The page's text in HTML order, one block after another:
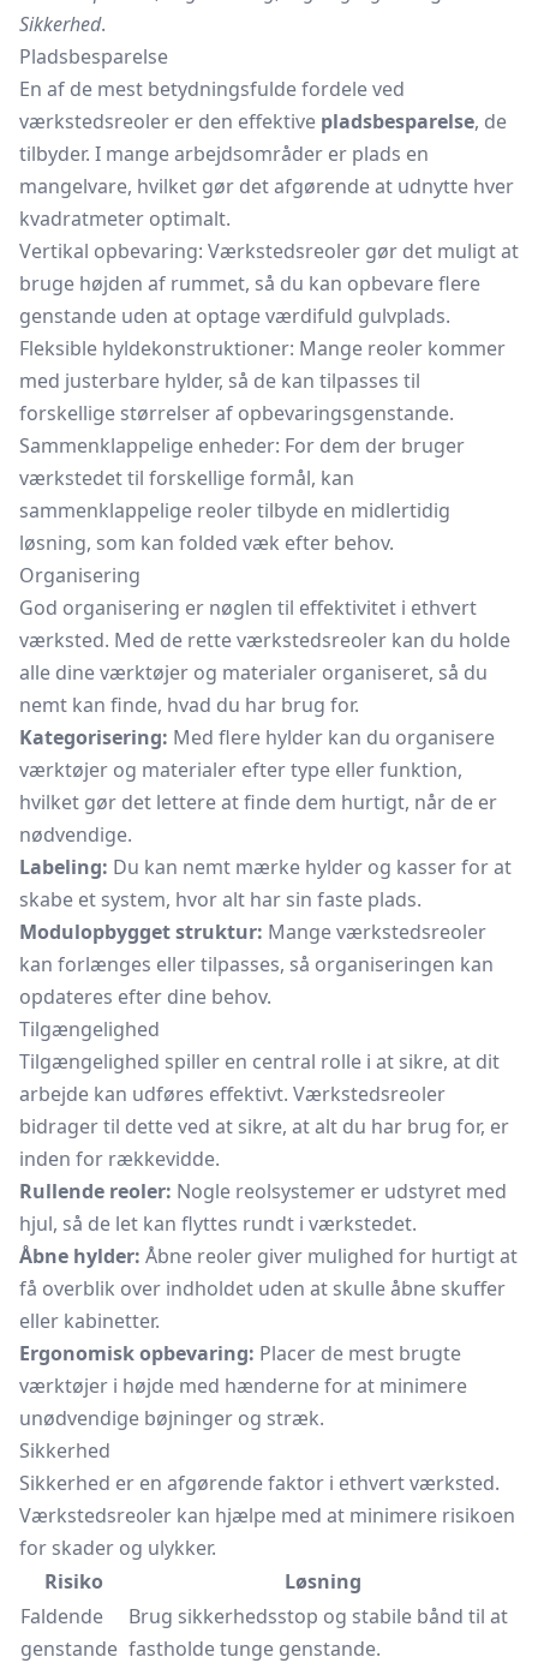
Sikkerhed.
Pladsbesparelse
En af de mest betydningsfulde fordele ved
værkstedsreoler er den effektive pladsbesparelse, de
tilbyder. I mange arbejdsområder er plads en
mangelvare, hvilket gør det afgørende at udnytte hver
kvadratmeter optimalt.
Vertikal opbevaring: Værkstedsreoler gør det muligt at
bruge højden af rummet, så du kan opbevare flere
genstande uden at optage værdifuld gulvplads.
Fleksible hyldekonstruktioner: Mange reoler kommer
med justerbare hylder, så de kan tilpasses til
forskellige størrelser af opbevaringsgenstande.
Sammenklappelige enheder: For dem der bruger
værkstedet til forskellige formål, kan
sammenklappelige reoler tilbyde en midlertidig
løsning, som kan folded væk efter behov.
Organisering
God organisering er nøglen til effektivitet i ethvert
værksted. Med de rette værkstedsreoler kan du holde
alle dine værktøjer og materialer organiseret, så du
nemt kan finde, hvad du har brug for.
Kategorisering: Med flere hylder kan du organisere
værktøjer og materialer efter type eller funktion,
hvilket gør det lettere at finde dem hurtigt, når de er
nødvendige.
Labeling: Du kan nemt mærke hylder og kasser for at
skabe et system, hvor alt har sin faste plads.
Modulopbygget struktur: Mange værkstedsreoler
kan forlænges eller tilpasses, så organiseringen kan
opdateres efter dine behov.
Tilgængelighed
Tilgængelighed spiller en central rolle i at sikre, at dit
arbejde kan udføres effektivt. Værkstedsreoler
bidrager til dette ved at sikre, at alt du har brug for, er
inden for rækkevidde.
Rullende reoler: Nogle reolsystemer er udstyret med
hjul, så de let kan flyttes rundt i værkstedet.
Åbne hylder: Åbne reoler giver mulighed for hurtigt at
få overblik over indholdet uden at skulle åbne skuffer
eller kabinetter.
Ergonomisk opbevaring: Placer de mest brugte
værktøjer i højde med hænderne for at minimere
unødvendige bøjninger og stræk.
Sikkerhed
Sikkerhed er en afgørende faktor i ethvert værksted.
Værkstedsreoler kan hjælpe med at minimere risikoen
for skader og ulykker.
Risiko
Løsning
Faldende
genstande
Brug sikkerhedsstop og stabile bånd til at
fastholde tunge genstande.